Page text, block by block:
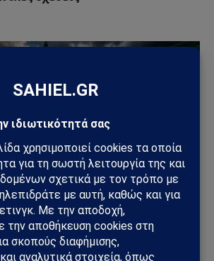
στις πολεμικές εξουσίες
– Ρήγμα στο εσωτερικό των